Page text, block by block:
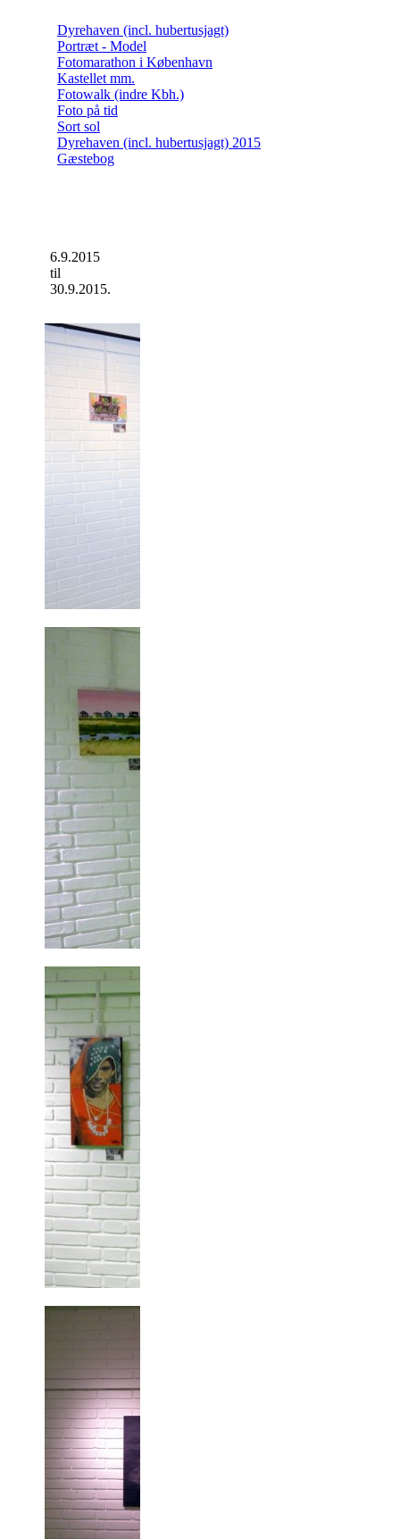
Dyrehaven (incl. hubertusjagt)
Portræt - Model
Fotomarathon i København
Kastellet mm.
Fotowalk (indre Kbh.)
Foto på tid
Sort sol
Dyrehaven (incl. hubertusjagt) 2015
Gæstebog
6.9.2015
til
30.9.2015.